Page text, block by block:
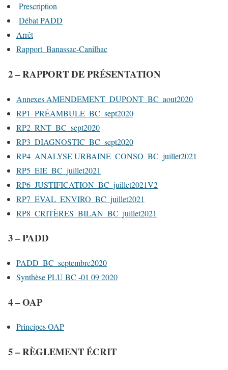
Prescription
Débat PADD
Arrêt
Rapport_Banassac-Canilhac
2 – RAPPORT DE PRÉSENTATION
Annexes AMENDEMENT_DUPONT_BC_aout2020
RP1_PRÉAMBULE_BC_sept2020
RP2_RNT_BC_sept2020
RP3_DIAGNOSTIC_BC_sept2020
RP4_ANALYSE URBAINE_CONSO_BC_juillet2021
RP5_EIE_BC_juillet2021
RP6_JUSTIFICATION_BC_juillet2021V2
RP7_EVAL_ENVIRO_BC_juillet2021
RP8_CRITÈRES_BILAN_BC_juillet2021
3 – PADD
PADD_BC_septembre2020
Synthèse PLU BC -01 09 2020
4 – OAP
Principes OAP
5 – RÈGLEMENT ÉCRIT